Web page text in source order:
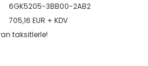
6GK5205-3BB00-2AB2
705,16 EUR + KDV
taksitlerle!